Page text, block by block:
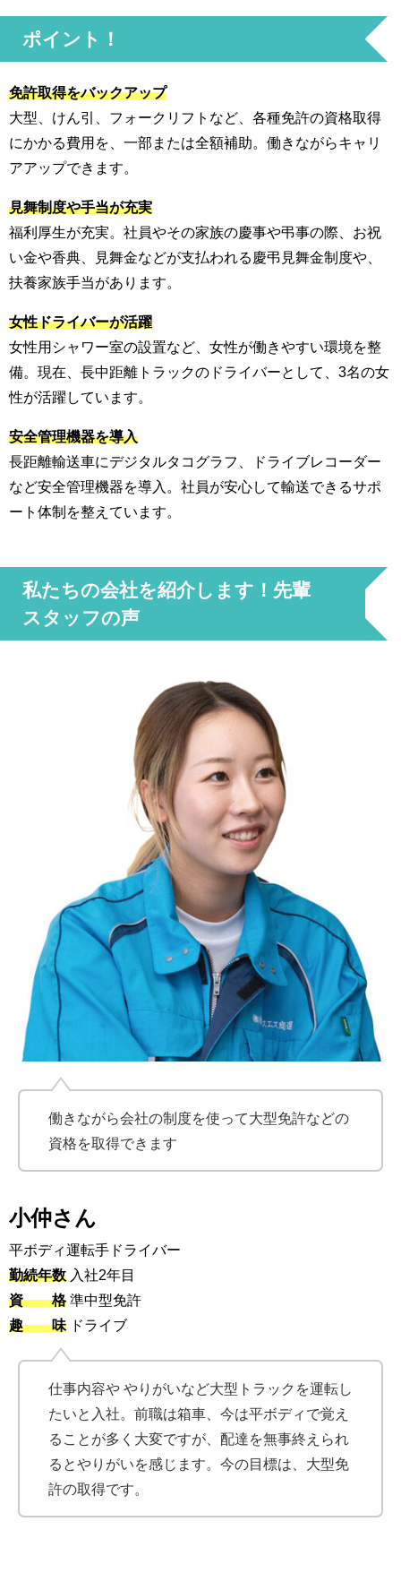
ポイント！
免許取得をバックアップ
大型、けん引、フォークリフトなど、各種免許の資格取得
にかかる費用を、一部または全額補助。働きながらキャリ
アアップできます。
見舞制度や手当が充実
福利厚生が充実。社員やその家族の慶事や弔事の際、お祝
い金や香典、見舞金などが支払われる慶弔見舞金制度や、
扶養家族手当があります。
女性ドライバーが活躍
女性用シャワー室の設置など、女性が働きやすい環境を整
備。現在、長中距離トラックのドライバーとして、3名の女
性が活躍しています。
安全管理機器を導入
長距離輸送車にデジタルタコグラフ、ドライブレコーダー
など安全管理機器を導入。社員が安心して輸送できるサポ
ート体制を整えています。
私たちの会社を紹介します！先輩
スタッフの声
働きながら会社の制度を使って大型免許などの
資格を取得できます
小仲さん
平ボディ運転手ドライバー
勤続年数 入社2年目
資 格準中型免許
趣 味 ドライブ
仕事内容や やりがいなど大型トラックを運転し
たいと入社。前職は箱車、今は平ボディで覚え
ることが多く大変ですが、配達を無事終えられ
るとやりがいを感じます。今の目標は、大型免
許の取得です。